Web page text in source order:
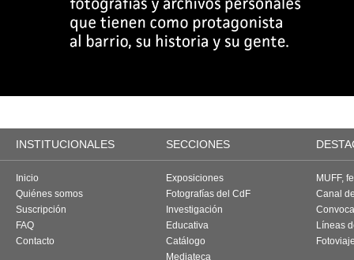
INSTITUCIONALES SECCIONES
Inicio
Quiénes somos
Suscripción
FAQ
Contacto
Exposiciones
Fotografías del CdF
Investigación
Educativa
Catálogo
Mediateca
MUFF,
Canal
Líneas